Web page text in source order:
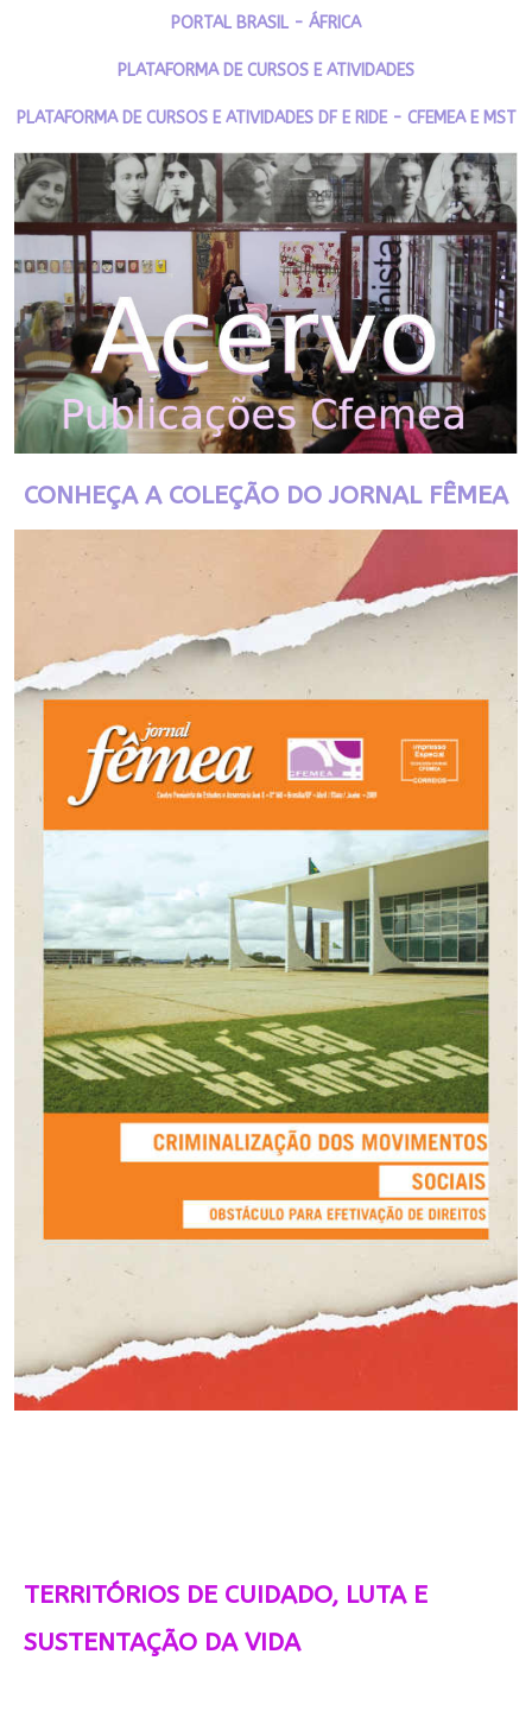
PORTAL BRASIL - ÁFRICA
PLATAFORMA DE CURSOS E ATIVIDADES
PLATAFORMA DE CURSOS E ATIVIDADES DF E RIDE - CFEMEA E MST
CONHEÇA A COLEÇÃO DO JORNAL FÊMEA
TERRITÓRIOS DE CUIDADO, LUTA E
SUSTENTAÇÃO DA VIDA